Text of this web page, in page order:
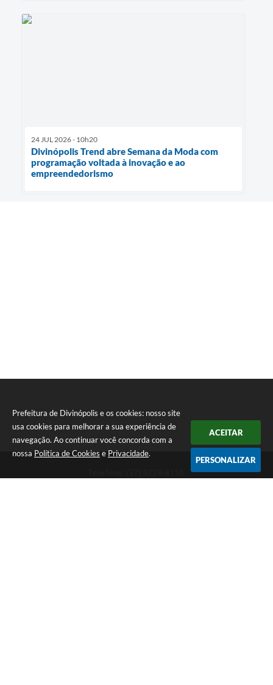
Prefeitura de Divinópolis e os cookies: nosso site
usa cookies para melhorar a sua experiência de
navegação. Ao continuar você concorda com a
nossa Política de Cookies e Privacidade.
ACEITAR
PERSONALIZAR
24 JUL 2026 - 10h20
Divinópolis Trend abre Semana da Moda com
programação voltada à inovação e ao
empreendedorismo